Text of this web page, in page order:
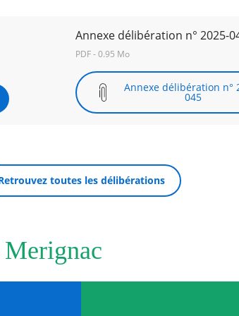
Annexe délibération n° 2025-
PDF - 0.95 Mo
Annexe délibération n°
045
toutes les délibérations